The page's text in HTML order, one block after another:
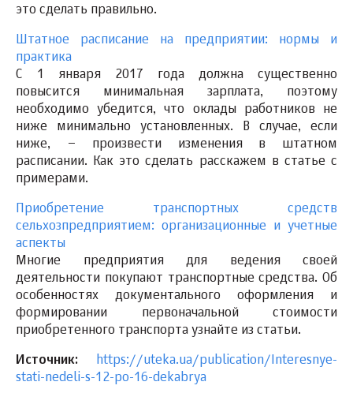
это сделать правильно.
Штатное расписание на предприятии: нормы и
практика
С 1 января 2017 года должна существенно
повысится минимальная зарплата, поэтому
необходимо убедится, что оклады работников не
ниже минимально установленных. В случае, если
ниже, – произвести изменения в штатном
расписании. Как это сделать расскажем в статье с
примерами.
Приобретение транспортных средств
сельхозпредприятием: организационные и учетные
аспекты
Многие предприятия для ведения своей
деятельности покупают транспортные средства. Об
особенностях документального оформления и
формировании первоначальной стоимости
приобретенного транспорта узнайте из статьи.
Источник:
https://uteka.ua/publication/Interesnye-
stati-nedeli-s-12-po-16-dekabrya